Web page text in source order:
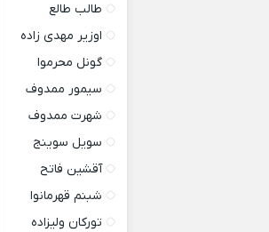
طالب طالع
اوزیر مهدی زاده
گونل محرموا
سیمور ممدوف
شهرت ممدوف
سویل سوینج
آقشین فاتح
شبنم قهرمانوا
تورکان ولیزاده